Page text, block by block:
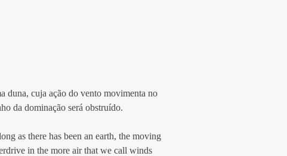
duna, cuja ação do vento movimenta no
da dominação será obstruído.
as there has been an earth, the moving
in the more air that we call winds